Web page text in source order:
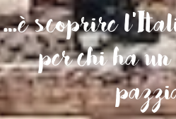
…è scoprire
per chi ha